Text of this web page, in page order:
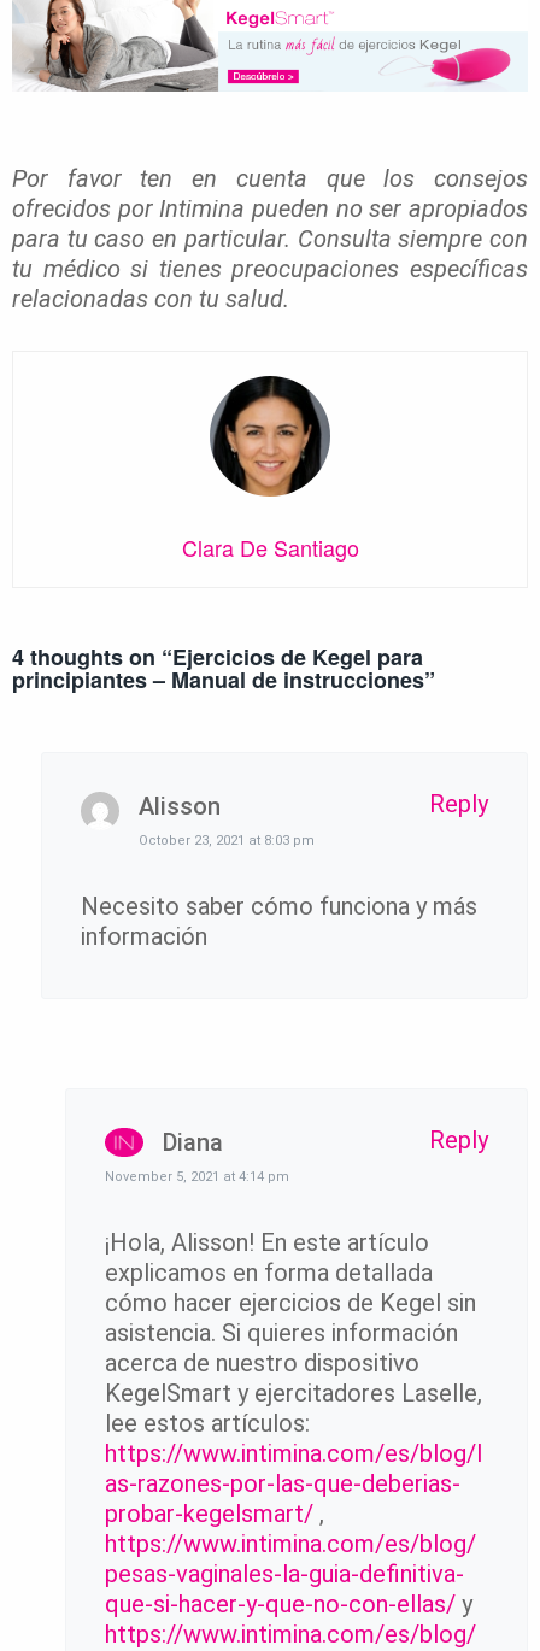
Por favor ten en cuenta que los consejos
ofrecidos por Intimina pueden no ser apropiados
para tu caso en particular. Consulta siempre con
tu médico si tienes preocupaciones específicas
relacionadas con tu salud.
Clara De Santiago
4 thoughts on “Ejercicios de Kegel para
principiantes – Manual de instrucciones”
Alisson
October 23, 2021 at 8:03 pm
Necesito saber cómo funciona y más
información
Reply
Diana
November 5, 2021 at 4:14 pm
¡Hola, Alisson! En este artículo
explicamos en forma detallada
cómo hacer ejercicios de Kegel sin
asistencia. Si quieres información
acerca de nuestro dispositivo
KegelSmart y ejercitadores Laselle,
lee estos artículos:
https://www.intimina.com/es/blog/l
as-razones-por-las-que-deberias-
probar-kegelsmart/ ,
https://www.intimina.com/es/blog/
pesas-vaginales-la-guia-definitiva-
que-si-hacer-y-que-no-con-ellas/ y
https://www.intimina.com/es/blog/
Reply